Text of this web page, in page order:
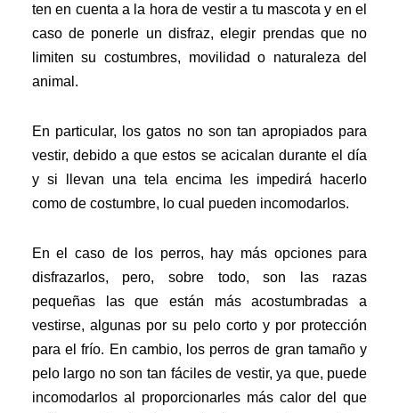
ten en cuenta a la hora de vestir a tu mascota y en el
caso de ponerle un disfraz, elegir prendas que no
limiten su costumbres, movilidad o naturaleza del
animal.
En particular, los gatos no son tan apropiados para
vestir, debido a que estos se acicalan durante el día
y si llevan una tela encima les impedirá hacerlo
como de costumbre, lo cual pueden incomodarlos.
En el caso de los perros, hay más opciones para
disfrazarlos, pero, sobre todo, son las razas
pequeñas las que están más acostumbradas a
vestirse, algunas por su pelo corto y por protección
para el frío. En cambio, los perros de gran tamaño y
pelo largo no son tan fáciles de vestir, ya que, puede
incomodarlos al proporcionarles más calor del que